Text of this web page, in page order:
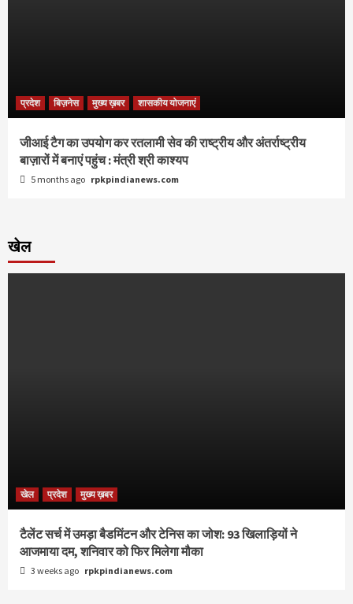
प्रदेश बिज़नेस मुख्य ख़बर शासकीय योजनाएं
जीआई टैग का उपयोग कर रतलामी सेव की राष्ट्रीय और अंतर्राष्ट्रीय
बाज़ारों में बनाएं पहुंच : मंत्री श्री काश्यप
5 months ago rpkpindianews.com
खेल
खेल प्रदेश मुख्य ख़बर
टैलेंट सर्च में उमड़ा बैडमिंटन और टेनिस का जोश: 93 खिलाड़ियों ने
आजमाया दम, शनिवार को फिर मिलेगा मौका
3 weeks ago rpkpindianews.com